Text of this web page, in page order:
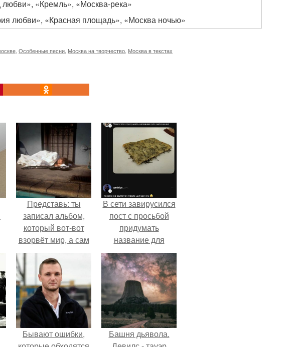
любви», «Кремль», «Москва-река»
любви», «Красная площадь», «Москва ночью»
Особенные песни Москва на творчество Москва в текстах
Представь: ты
записал альбом,
который вот-вот
взорвёт мир, а сам
в этот момент
ночуешь в машине.
В сети завирусился
пост с просьбой
придумать
название для
домашней
запеканки.
Бывают ошибки,
Башня дьявола.